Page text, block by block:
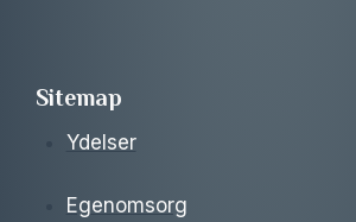
Sitemap
Ydelser
Egenomsorg